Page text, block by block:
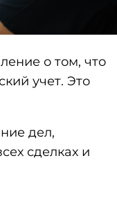
о том, что
учет. Это
дел,
сделках и